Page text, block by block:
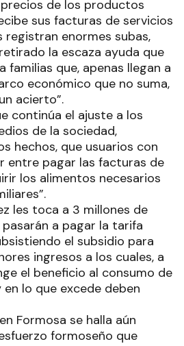
de los productos
sus facturas de servicios
registran enormes subas,
la escaza ayuda que
familias que, apenas llegan a
económico que no suma,
acierto”.
continúa el ajuste a los
de la sociedad,
hechos, que usuarios con
entre pagar las facturas de
los alimentos necesarios
les toca a 3 millones de
a pagar la tarifa
el subsidio para
ingresos a los cuales, a
el beneficio al consumo de
lo que excede deben
Formosa se halla aún
formoseño que